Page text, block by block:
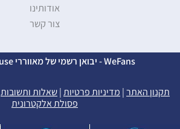
אודותינו
צור קשר
WeFans - יבואן רשמי של מאווררי Westinghouse
תקנון האתר| מדיניות פרטיות|שאלות ותשובות
פסולת אלקטרונית